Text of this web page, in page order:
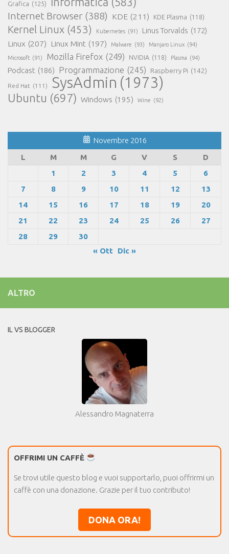
Grafica (125)
Internet Browser (388) KDE (211) KDE Plasma (118)
Kernel Linux (453) Kubernetes (91) Linus Torvalds (172)
Linux (207) Linux Mint (197) Malware (93) Manjaro Linux (94)
Microsoft (91) Mozilla Firefox (249) NVIDIA (118) Plasma (94)
Podcast (186) Programmazione (245) Raspberry Pi (142)
Red Hat (111) SysAdmin (1973)
Ubuntu (697) Windows (195) Wine (92)
Novembre 2016
L
M M G V S
D
1
2 3 4 5
6
7
8 9 10 11 12
13
14
15 16 17 18 19
20
21
22 23 24 25 26
27
28
29
30
« Ott
Dic »
ALTRO
IL VS BLOGGER
Alessandro Magnaterra
OFFRIMI UN CAFFÈ
Se trovi utile questo blog e vuoi supportarlo, puoi offrirmi un
caffè con una donazione. Grazie per il tuo contributo!
DONA ORA!